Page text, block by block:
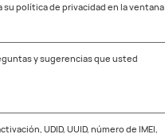
política de privacidad en la ventana
y sugerencias que usted
UDID, UUID, número de IMEI,